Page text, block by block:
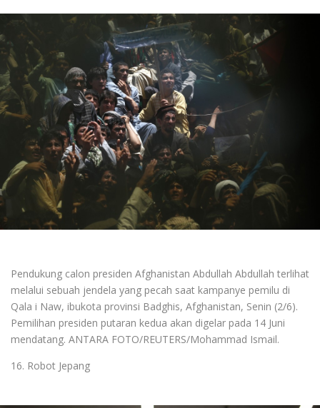
Pendukung calon presiden Afghanistan Abdullah Abdullah terlihat
melalui sebuah jendela yang pecah saat kampanye pemilu di
Qala i Naw, ibukota provinsi Badghis, Afghanistan, Senin (2/6).
Pemilihan presiden putaran kedua akan digelar pada 14 Juni
mendatang. ANTARA FOTO/REUTERS/Mohammad Ismail.
16. Robot Jepang